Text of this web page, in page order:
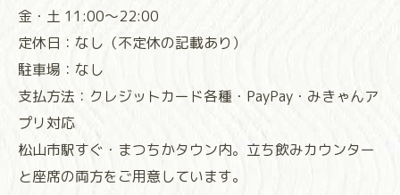
金・土 11:00～22:00
定休日：なし（不定休の記載あり）
駐車場：なし
支払方法：クレジットカード各種・PayPay・みきゃんア
プリ対応
松山市駅すぐ・まつちかタウン内。立ち飲みカウンター
と座席の両方をご用意しています。